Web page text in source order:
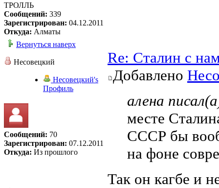
ТРОЛЛЬ
Сообщений: 339
Зарегистрирован: 04.12.2011
Откуда: Алматы
Вернуться наверх
Несовецкий
Несовецкий's
Профиль
Сообщений: 70
Зарегистрирован: 07.12.2011
Откуда: Из прошлого
Re: Сталин с
Добавлено
алена
месте
СССР бы
на фоне
Так он кагбе и